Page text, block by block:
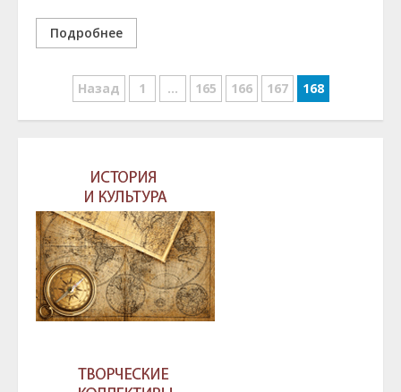
Подробнее
Навигация
по
записям
Назад 1 … 165 166 167 168